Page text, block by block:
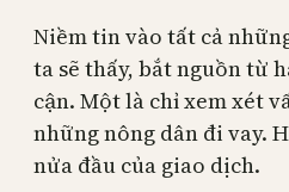
Niềm tin vào tất cả
ta sẽ thấy, bắt nguồn từ
cận. Một là chỉ xem xét
những nông dân đi vay.
nửa đầu của giao dịch.